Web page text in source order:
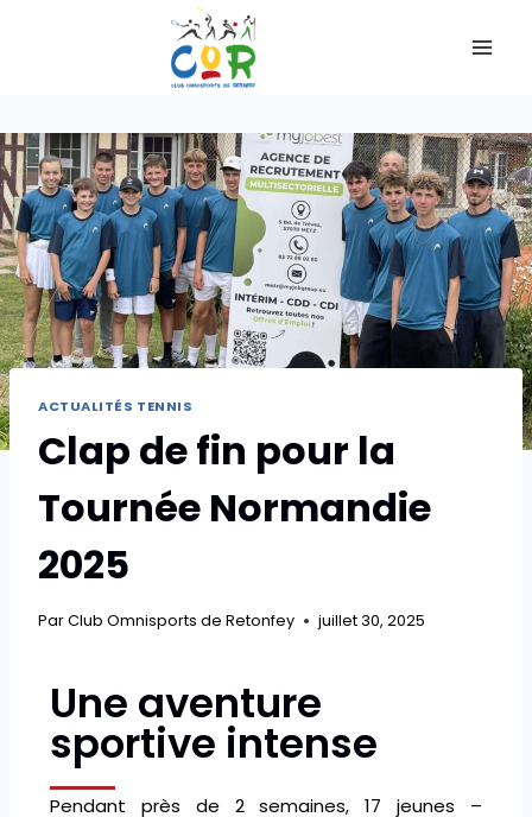
ACTUALITÉS TENNIS
Clap de fin pour la
Tournée Normandie
2025
ParClub Omnisports de Retonfey juillet 30, 2025
Une aventure
sportive intense
Pendant près de 2 semaines, 17 jeunes –